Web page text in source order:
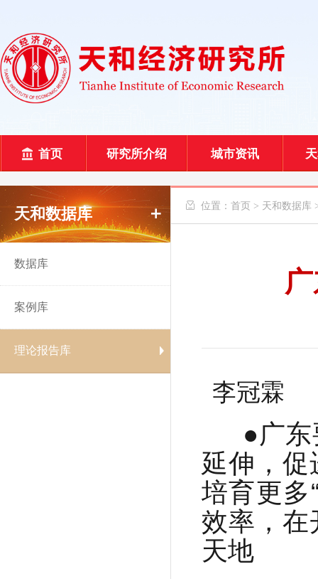
首页 研究所介绍 城市资讯
天和数据库
数据库
案例库
理论报告库
 位置： 首页 > 天和数据库
李冠霖
●广东
延伸，促
培育更多
效率，在
天地